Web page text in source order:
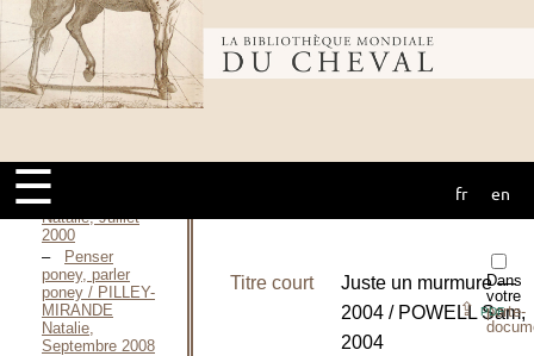
Bibliothèque
mondiale du
cheval
☰ fr en
Christelle, 2013
Nouveaux
secrets sur la
relation homme-
cheval / PERRIN
Christelle, 2016
américains —
2000 / PILLEY-
MIRANDE
Natalie, Juillet
2000
Penser
poney, parler
poney / PILLEY-
MIRANDE
Natalie,
Septembre 2008
Dans
votre
porte-
⇪ PDF
Titre court
Juste un murmure —
2004 / POWELL Sam,
2004